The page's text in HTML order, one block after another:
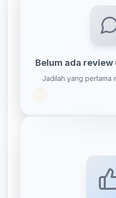
Belum ada
Jadilah yang pertama